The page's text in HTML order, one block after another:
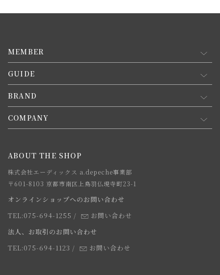
MEMBER
マイページ
新規会員登録
会員規約について
GUIDE
お買い物ガイド
会員登録について
お支払方法について
お届けについて
よくあるご質問
BRAND
コンセプト
webカタログ
COMPANY
店舗一覧
求人情報
法人のお客様
スタッフ
ABOUT THE SHOP
株式会社エーディックス a.depeche事業部
〒601-8103 京都市南区上鳥羽仏現寺町23-1
オンラインショップへのお問い合わせ
TEL:075-694-1255 /
お問い合わせ
法人、お取引のお問い合わせ
TEL:075-694-1123 / お問い合わせ